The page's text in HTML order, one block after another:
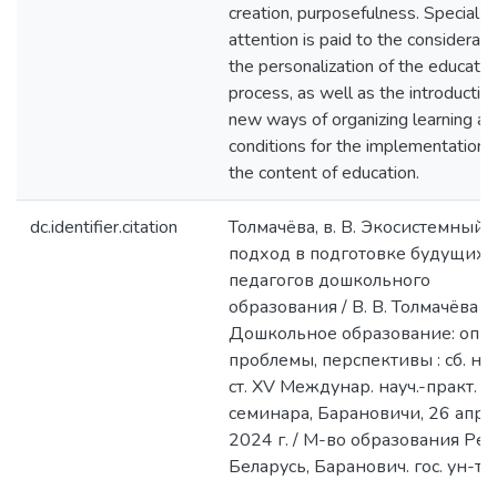
creation, purposefulness. Special
attention is paid to the
the personalization of the
process, as well as the
new ways of organizing learning
conditions for the implementation
the content of education.
dc.identifier.citation
Толмачёва, в. В. Экосистемный
подход в подготовке будущих
педагогов дошкольного
образования / В. В. Толмачёва //
Дошкольное образование:
проблемы, перспективы : сб.
ст. XV Междунар. науч.-практ.
семинара, Барановичи, 26 апр.
2024 г. / М-во образования
Беларусь, Баранович. гос. ун-т ;